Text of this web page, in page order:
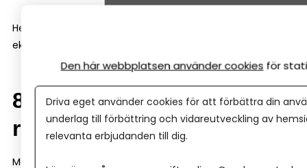
Helst ska de vara enkla att läsa även för den som inte är
ekonom.
8. Samarbete med
redovisningskonsult
Många företag väljer att anlita en redovisningskonsult
Den här webbplatsen använder cookies för
Driva eget använder cookies för att förbättra din
underlag till förbättring och vidareutveckling av
relevanta erbjudanden till dig.